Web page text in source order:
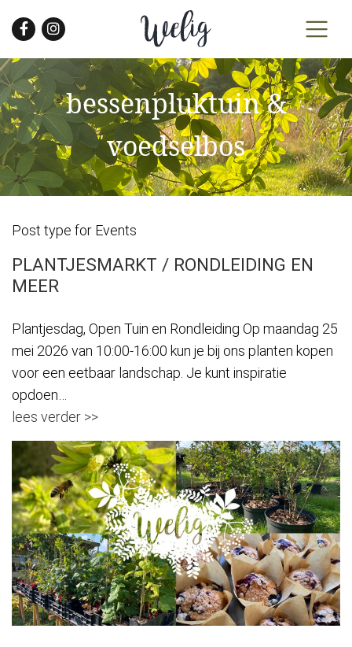
content
bessenpluktuin &
voedselbos
Post type for Events
PLANTJESMARKT / RONDLEIDING EN
MEER
Plantjesdag, Open Tuin en Rondleiding Op maandag 25
mei 2026 van 10:00-16:00 kun je bij ons planten kopen
voor een eetbaar landschap. Je kunt inspiratie
opdoen…
lees verder >>